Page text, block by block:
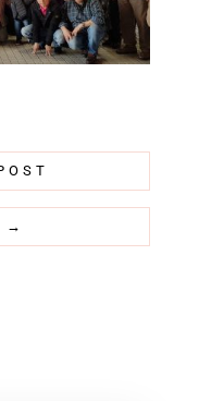
→